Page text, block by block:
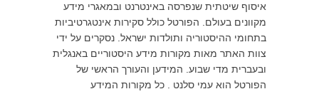
איסוף שיטתית שנפרסה באינטרנט ובמאגרי מידע
מקוונים בעולם. הפורטל כולל סקירות אינטגרטיביות
בתחומי ההיסטוריה ותולדות ישראל. נסקרים על ידי
צוות האתר מאות מקורות מידע היסטוריים באנגלית
ובעברית מדי שבוע. המידען והעורך הראשי של
הפורטל הוא עמי סלנט . כל מקורות המידע